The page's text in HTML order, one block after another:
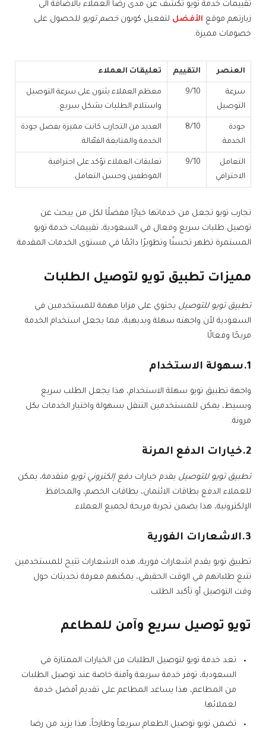
تقييمات خدمة تويو تكشف عن مدى رضا العملاء بالاضافة الى
زيارتهم موقع الأفضل لتفعيل كوبون خصم تويو للحصول على
خصومات مميزة.
العنصر التقييم تعليقات العملاء
سرعة
التوصيل
9/10
معظم العملاء يثنون على سرعة التوصيل
واستلام الطلبات بشكل سريع.
جودة
الخدمة
8/10
العديد من التجارب كانت مميزة بفضل جودة
الخدمة والمتابعة الفعّالة.
التعامل
الاحترافي
9/10
تعليقات العملاء تؤكد على احترافية
الموظفين وحسن التعامل.
تجارب تويو تجعل من خدماتها خيارًا مفضلًا لكل من يبحث عن
توصيل طلبات سريع وفعال في السعودية، تقييمات خدمة تويو
المستمرة تظهر تحسنًا وتطويرًا دائمًا في مستوى الخدمات المقدمة.
مميزات تطبيق تويو لتوصيل الطلبات
تطبيق تويو للتوصيل يحتوي على مزايا مهمة للمستخدمين في
السعودية لأن واجهته سهلة وبديهية، مما يجعل استخدام الخدمة
مريحًا وفعالًا.
1.سهولة الاستخدام
واجهة تطبيق تويو سهلة الاستخدام، هذا يجعل الطلب سريع
وبسيط، يمكن للمستخدمين التنقل بسهولة واختيار الخدمات بكل
مرونة.
2.خيارات الدفع المرنة
تطبيق تويو للتوصيل يقدم خيارات دفع إلكتروني تويو متقدمة، يمكن
للعملاء الدفع بطاقات الائتمان، بطاقات الخصم، والمحافظ
الإلكترونية، هذا يضمن تجربة مريحة لجميع العملاء.
3.الاشعارات الفورية
تطبيق تويو يقدم اشعارات فورية، هذه الاشعارات تتيح للمستخدمين
تتبع طلباتهم في الوقت الحقيقي، يمكنهم معرفة تحديثات حول
وقت التوصيل أو تأكيد الطلب.
تويو توصيل سريع وآمن للمطاعم
تعد خدمة تويو لتوصيل الطلبات من الخيارات الممتازة في
السعودية، توفر خدمة سريعة وآمنة خاصة عند توصيل الطلبات
من المطاعم، هذا يساعد المطاعم على تقديم أفضل خدمة
لعملائها.
تضمن تويو توصيل الطعام سريعاً وطازجاً، هذا يزيد من رضا